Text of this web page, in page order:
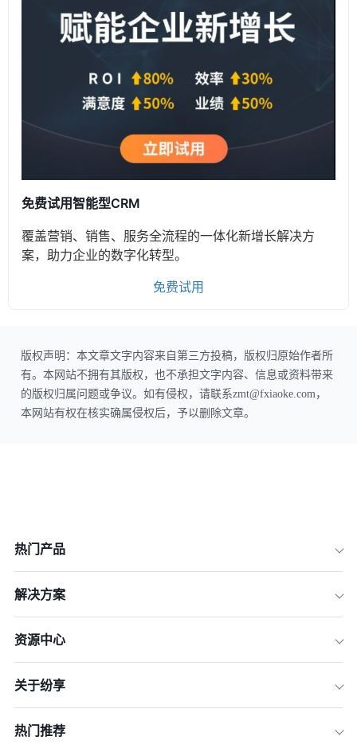
免费试用智能型CRM
覆盖营销、销售、服务全流程的一体化新增长解决方
案，助力企业的数字化转型。
免费试用
版权声明：本文章文字内容来自第三方投稿，版权归原始作者所
有。本网站不拥有其版权，也不承担文字内容、信息或资料带来
的版权归属问题或争议。如有侵权，请联系zmt@fxiaoke.com，
本网站有权在核实确属侵权后，予以删除文章。
热门产品
解决方案
资源中心
关于纷享
热门推荐